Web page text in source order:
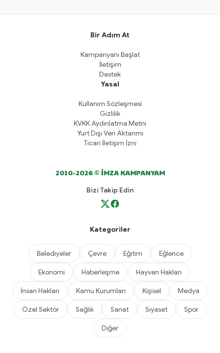
Bir Adım At
Kampanyanı Başlat
İletişim
Destek
Yasal
Kullanım Sözleşmesi
Gizlilik
KVKK Aydınlatma Metni
Yurt Dışı Veri Aktarımı
Ticari İletişim İzni
2010-2026 © İMZA KAMPANYAM
Bizi Takip Edin
Kategoriler
Belediyeler Çevre Eğitim Eğlence
Ekonomi Haberleşme Hayvan Hakları
İnsan Hakları Kamu Kurumları Kişisel Medya
Özel Sektör Sağlık Sanat Siyaset Spor
Diğer